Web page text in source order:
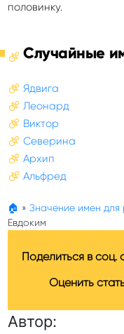
половинку.
Случайные
Ядвига
Леонард
Виктор
Северина
Архип
Альфред
🏠 » Значение имен для
Евдоким
Поделиться в соц.
Оценить
Автор: